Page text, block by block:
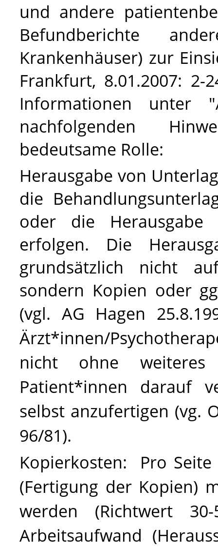
und andere
Befundberichte
Krankenhäuser) zur
Frankfurt, 8.01.2007: 2-
Informationen unter
nachfolgenden
bedeutsame Rolle:
Herausgabe von
die
oder die Herausgabe
erfolgen. Die
grundsätzlich nicht
sondern Kopien oder
(vgl. AG Hagen
Ärzt*innen/
nicht ohne
Patient*innen darauf
selbst anzufertigen (vg.
96/81).
Kopierkosten: Pro Seite
(Fertigung der Kopien)
werden (Richtwert
Arbeitsaufwand